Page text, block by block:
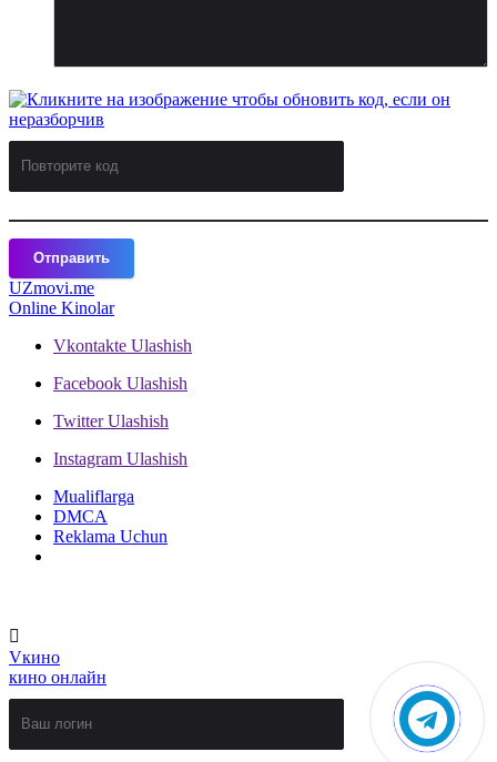
Отправить
UZmovi.me
Online Kinolar
Vkontakte Ulashish
Facebook Ulashish
Twitter Ulashish
Instagram Ulashish
Mualiflarga
DMCA
Reklama Uchun
Vкино
кино онлайн